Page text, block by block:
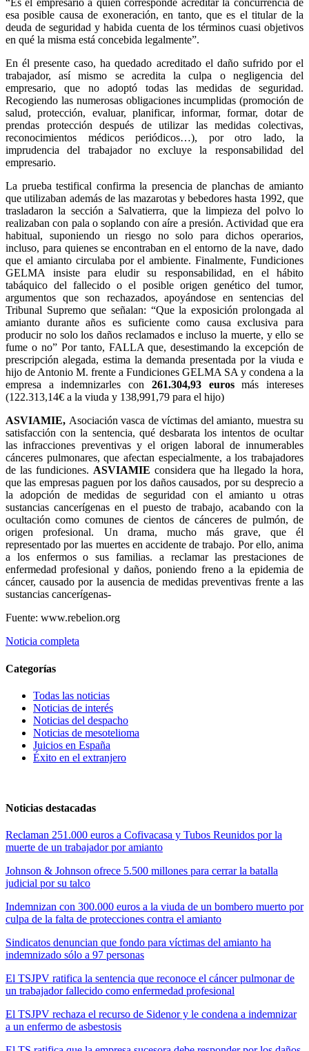
“Es el empresario a quien corresponde acreditar la concurrencia de
esa posible causa de exoneración, en tanto, que es el titular de la
deuda de seguridad y habida cuenta de los términos cuasi objetivos
en qué la misma está concebida legalmente”.
En él presente caso, ha quedado acreditado el daño sufrido por el
trabajador, así mismo se acredita la culpa o negligencia del
empresario, que no adoptó todas las medidas de seguridad.
Recogiendo las numerosas obligaciones incumplidas (promoción de
salud, protección, evaluar, planificar, informar, formar, dotar de
prendas protección después de utilizar las medidas colectivas,
reconocimientos médicos periódicos…), por otro lado, la
imprudencia del trabajador no excluye la responsabilidad del
empresario.
La prueba testifical confirma la presencia de planchas de amianto
que utilizaban además de las mazarotas y bebedores hasta 1992, que
trasladaron la sección a Salvatierra, que la limpieza del polvo lo
realizaban con pala o soplando con aíre a presión. Actividad que era
habitual, suponiendo un riesgo no solo para dichos operarios,
incluso, para quienes se encontraban en el entorno de la nave, dado
que el amianto circulaba por el ambiente. Finalmente, Fundiciones
GELMA insiste para eludir su responsabilidad, en el hábito
tabáquico del fallecido o el posible origen genético del tumor,
argumentos que son rechazados, apoyándose en sentencias del
Tribunal Supremo que señalan: “Que la exposición prolongada al
amianto durante años es suficiente como causa exclusiva para
producir no solo los daños reclamados e incluso la muerte, y ello se
fume o no” Por tanto, FALLA que, desestimando la excepción de
prescripción alegada, estima la demanda presentada por la viuda e
hijo de Antonio M. frente a Fundiciones GELMA SA y condena a la
empresa a indemnizarles con 261.304,93 eurosmás intereses
(122.313,14€ a la viuda y 138,991,79 para el hijo)
ASVIAMIE, Asociación vasca de víctimas del amianto, muestra su
satisfacción con la sentencia, qué desbarata los intentos de ocultar
las infracciones preventivas y el origen laboral de innumerables
cánceres pulmonares, que afectan especialmente, a los trabajadores
de las fundiciones. ASVIAMIE considera que ha llegado la hora,
que las empresas paguen por los daños causados, por su desprecio a
la adopción de medidas de seguridad con el amianto u otras
sustancias cancerígenas en el puesto de trabajo, acabando con la
ocultación como comunes de cientos de cánceres de pulmón, de
origen profesional. Un drama, mucho más grave, que él
representado por las muertes en accidente de trabajo. Por ello, anima
a los enfermos o sus familias. a reclamar las prestaciones de
enfermedad profesional y daños, poniendo freno a la epidemia de
cáncer, causado por la ausencia de medidas preventivas frente a las
sustancias cancerígenas-
Fuente: www.rebelion.org
Noticia completa
Categorías
Todas las noticias
Noticias de interés
Noticias del despacho
Noticias de mesotelioma
Juicios en España
Éxito en el extranjero
Noticias destacadas
Reclaman 251.000 euros a Cofivacasa y Tubos Reunidos por la
muerte de un trabajador por amianto
Johnson & Johnson ofrece 5.500 millones para cerrar la batalla
judicial por su talco
Indemnizan con 300.000 euros a la viuda de un bombero muerto por
culpa de la falta de protecciones contra el amianto
Sindicatos denuncian que fondo para víctimas del amianto ha
indemnizado sólo a 97 personas
El TSJPV ratifica la sentencia que reconoce el cáncer pulmonar de
un trabajador fallecido como enfermedad profesional
El TSJPV rechaza el recurso de Sidenor y le condena a indemnizar
a un enfermo de asbestosis